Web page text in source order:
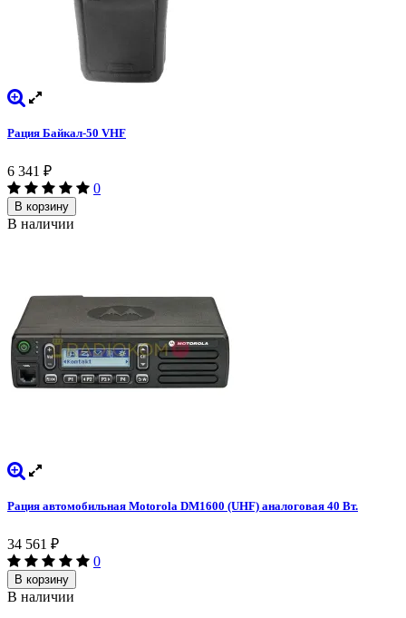
Рация Байкал-50 VHF
6 341 ₽
0
В корзину
В наличии
Рация автомобильная Motorola DM1600 (UHF) аналоговая 40 Вт.
34 561 ₽
0
В корзину
В наличии